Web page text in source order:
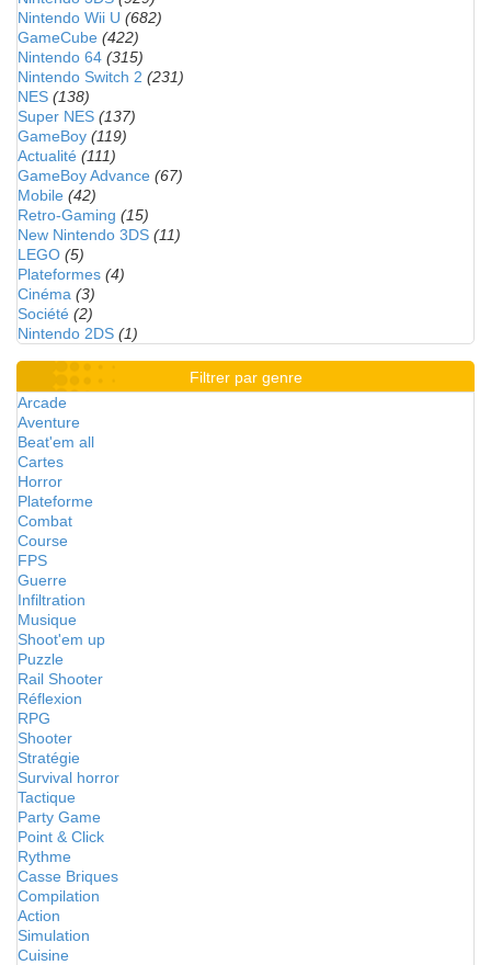
Nintendo Wii U (682)
GameCube (422)
Nintendo 64 (315)
Nintendo Switch 2 (231)
NES (138)
Super NES (137)
GameBoy (119)
Actualité (111)
GameBoy Advance (67)
Mobile (42)
Retro-Gaming (15)
New Nintendo 3DS (11)
LEGO (5)
Plateformes (4)
Cinéma (3)
Société (2)
Nintendo 2DS (1)
Filtrer par genre
Arcade
Aventure
Beat'em all
Cartes
Horror
Plateforme
Combat
Course
FPS
Guerre
Infiltration
Musique
Shoot'em up
Puzzle
Rail Shooter
Réflexion
RPG
Shooter
Stratégie
Survival horror
Tactique
Party Game
Point & Click
Rythme
Casse Briques
Compilation
Action
Simulation
Cuisine